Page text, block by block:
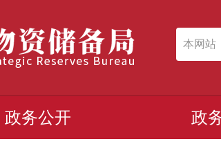
本网站
政务公开 政